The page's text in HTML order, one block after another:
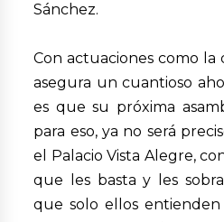
Sánchez.
Con actuaciones como la
asegura un cuantioso
es que su próxima
para eso, ya no será
el Palacio Vista Alegre,
que les basta y les
que solo ellos entienden